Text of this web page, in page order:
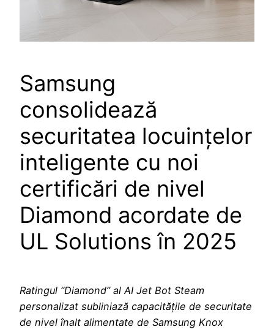
Samsung
consolidează
securitatea locuințelor
inteligente cu noi
certificări de nivel
Diamond acordate de
UL Solutions în 2025
Ratingul “Diamond” al AI Jet Bot Steam
personalizat subliniază capacitățile de securitate
de nivel înalt alimentate de Samsung Knox